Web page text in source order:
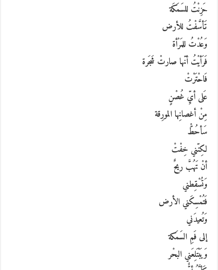
حَزِنْتُ للسَمَكَة
تَأسَّفْتُ للأرض
وَعُدْتُ للمَرْأة
فَرَأيْتُ أنّها صارتْ شَجَرة
فَاحْتَرْتْ
عَلى أيِّ غُصْنٍ
مِنْ أغصانِها المورِقة
سَأحُطّْ
لكِنّني خِفْتْ
أنْ تَهُبَّ ريحٌ
وَتُسْقِطني
فَتُمْسِكَني الأرض
وَتُعيدَني
إلى فَمِ السَمَكة
وَيَبْتَلِعَني البحْر